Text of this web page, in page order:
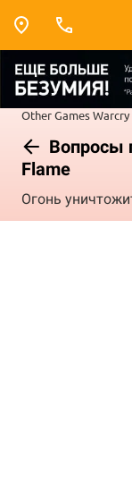
Other GamesWarcry
Вопросы
Flame
Огонь